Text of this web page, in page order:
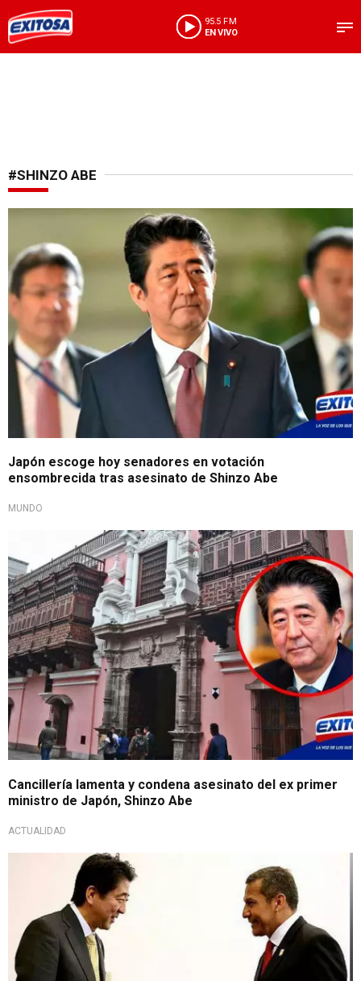
95.5 FM
EN VIVO
#SHINZO ABE
Japón escoge hoy senadores en votación
ensombrecida tras asesinato de Shinzo Abe
MUNDO
Cancillería lamenta y condena asesinato del ex primer
ministro de Japón, Shinzo Abe
ACTUALIDAD